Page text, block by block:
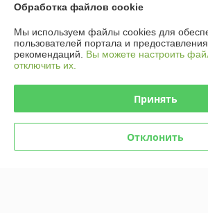
О нас
Контакты
Доставка и оплата
Обработка файлов cookie
Мы используем файлы cookies для
пользователей портала и
рекомендаций. Вы можете настроить
отключить их.
Принять
Отклонить